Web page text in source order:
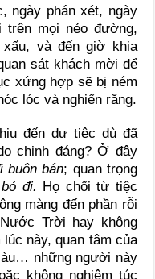
ngày phán xét, ngày
mọi nẻo đường,
và đến giờ khia
sát khách mời để
xứng hợp sẽ bị ném
lóc và nghiến răng.
đến dự tiệc dù đã
chinh đáng? Ở đây
buôn bán; quan trọng
đi. Họ chối từ tiệc
màng đến phần rỗi
Trời hay không
này, quan tâm của
những người này
không nghiêm túc